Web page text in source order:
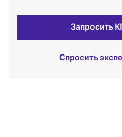
Запросить
Спросить